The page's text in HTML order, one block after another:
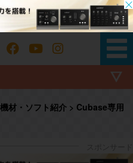
材・ソフト紹介 > Cubase専用